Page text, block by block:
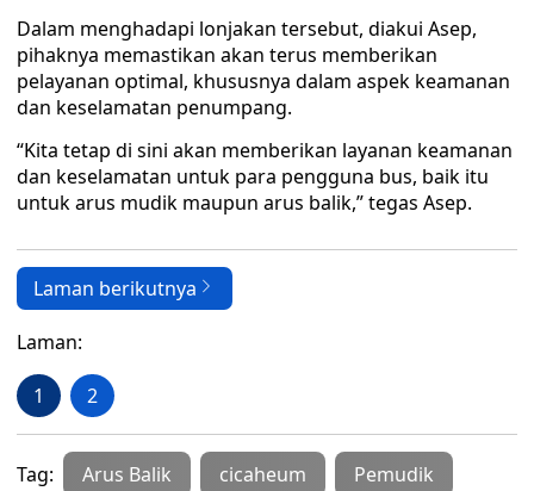
Dalam menghadapi lonjakan tersebut, diakui Asep,
pihaknya memastikan akan terus memberikan
pelayanan optimal, khususnya dalam aspek keamanan
dan keselamatan penumpang.
“Kita tetap di sini akan memberikan layanan keamanan
dan keselamatan untuk para pengguna bus, baik itu
untuk arus mudik maupun arus balik,” tegas Asep.
Laman berikutnya
Laman:
1 2
Tag: Arus Balik cicaheum Pemudik